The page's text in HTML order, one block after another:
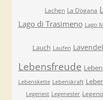
Lachen La Dogana
Lago di Trasimeno Lago
Lauch Laufen Lavendel
Lebensfreude
Lebenskette Lebenskraft
Legenest Legenester